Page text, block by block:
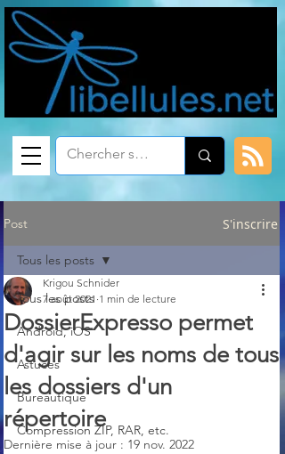
Post S'inscrire
Tous les posts
Android, iOS
Astuces
Bureautique
Compression ZIP, RAR, etc.
Tous les posts
DossierExpresso permet
d'agir sur les noms de tous
les dossiers d'un
répertoire
Krigou Schnider
7 août 2021 1 min de lecture
Dernière mise à jour : 19 nov. 2022